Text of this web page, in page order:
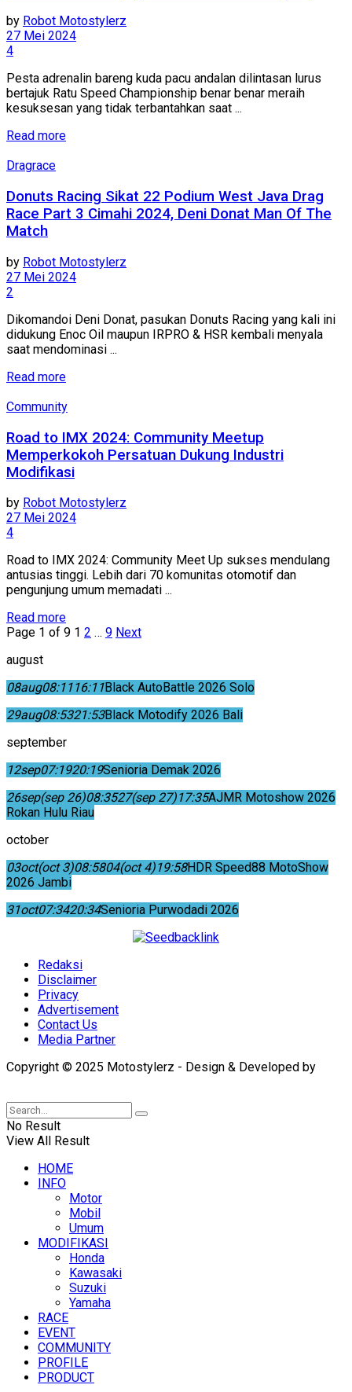
by Robot Motostylerz
27 Mei 2024
4
Pesta adrenalin bareng kuda pacu andalan dilintasan lurus
bertajuk Ratu Speed Championship benar benar meraih
kesuksesan yang tidak terbantahkan saat ...
Read more
Dragrace
Donuts Racing Sikat 22 Podium West Java Drag
Race Part 3 Cimahi 2024, Deni Donat Man Of The
Match
by Robot Motostylerz
27 Mei 2024
2
Dikomandoi Deni Donat, pasukan Donuts Racing yang kali ini
didukung Enoc Oil maupun IRPRO & HSR kembali menyala
saat mendominasi ...
Read more
Community
Road to IMX 2024: Community Meetup
Memperkokoh Persatuan Dukung Industri
Modifikasi
by Robot Motostylerz
27 Mei 2024
4
Road to IMX 2024: Community Meet Up sukses mendulang
antusias tinggi. Lebih dari 70 komunitas otomotif dan
pengunjung umum memadati ...
Read more
Page 1 of 9 1 2 … 9 Next
august
08aug08:1116:11Black AutoBattle 2026 Solo
29aug08:5321:53Black Motodify 2026 Bali
september
12sep07:1920:19Senioria Demak 2026
26sep(sep 26)08:3527(sep 27)17:35AJMR Motoshow 2026
Rokan Hulu Riau
october
03oct(oct 3)08:5804(oct 4)19:58HDR Speed88 MotoShow
2026 Jambi
31oct07:3420:34Senioria Purwodadi 2026
Redaksi
Disclaimer
Privacy
Advertisement
Contact Us
Media Partner
Copyright © 2025 Motostylerz - Design & Developed by
No Result
View All Result
HOME
INFO
Motor
Mobil
Umum
MODIFIKASI
Honda
Kawasaki
Suzuki
Yamaha
RACE
EVENT
COMMUNITY
PROFILE
PRODUCT